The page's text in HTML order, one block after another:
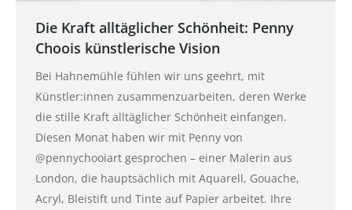
Die Kraft alltäglicher Schönheit: Penny
Choois künstlerische Vision
Bei Hahnemühle fühlen wir uns geehrt, mit
Künstler:innen zusammenzuarbeiten, deren Werke
die stille Kraft alltäglicher Schönheit einfangen.
Diesen Monat haben wir mit Penny von
@pennychooiart gesprochen – einer Malerin aus
London, die hauptsächlich mit Aquarell, Gouache,
Acryl, Bleistift und Tinte auf Papier arbeitet. Ihre